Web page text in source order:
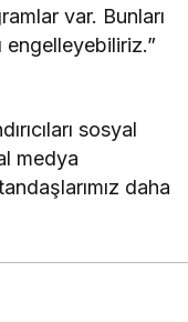
var. Bunları
engelleyebiliriz.”
sosyal
medya
daha